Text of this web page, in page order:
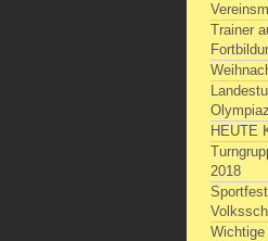
Trainer
HEUTE
2018